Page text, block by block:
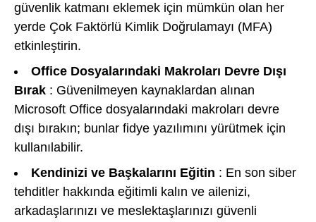
güvenlik katmanı eklemek için mümkün olan her
yerde Çok Faktörlü Kimlik Doğrulamayı (MFA)
etkinleştirin.
Office Dosyalarındaki Makroları Devre Dışı
Bırak : Güvenilmeyen kaynaklardan alınan
Microsoft Office dosyalarındaki makroları devre
dışı bırakın; bunlar fidye yazılımını yürütmek için
kullanılabilir.
Kendinizi ve Başkalarını Eğitin : En son siber
tehditler hakkında eğitimli kalın ve ailenizi,
arkadaşlarınızı ve meslektaşlarınızı güvenli